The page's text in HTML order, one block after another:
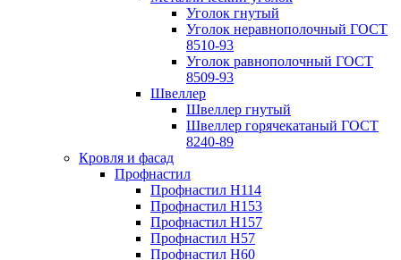
Уголок гнутый
Уголок неравнополочный ГОСТ
8510-93
Уголок равнополочный ГОСТ
8509-93
Швеллер
Швеллер гнутый
Швеллер горячекатаный ГОСТ
8240-89
Кровля и фасад
Профнастил
Профнастил Н114
Профнастил Н153
Профнастил Н157
Профнастил Н57
Профнастил Н60